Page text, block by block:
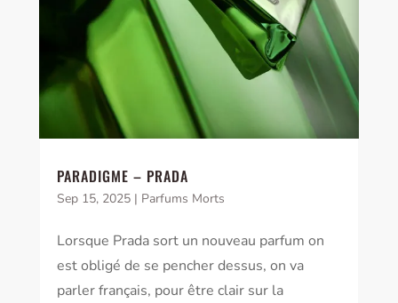
PARADIGME – PRADA
Sep 15, 2025| Parfums Morts
Lorsque Prada sort un nouveau parfum on
est obligé de se pencher dessus, on va
parler français, pour être clair sur la